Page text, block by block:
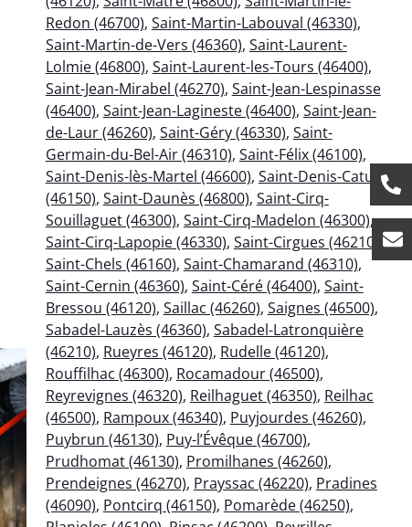
Redon (46700), Saint-Martin-Labouval (46330),
Saint-Martin-de-Vers (46360), Saint-Laurent-
Lolmie (46800), Saint-Laurent-les-Tours (46400),
Saint-Jean-Mirabel (46270), Saint-Jean-Lespinasse
(46400), Saint-Jean-Lagineste (46400), Saint-Jean-
de-Laur (46260), Saint-Géry (46330), Saint-
Germain-du-Bel-Air (46310), Saint-Félix (46100),
Saint-Denis-lès-Martel (46600), Saint-Denis-Catus
(46150), Saint-Daunès (46800), Saint-Cirq-
Souillaguet (46300), Saint-Cirq-Madelon (46300),
Saint-Cirq-Lapopie (46330), Saint-Cirgues (46210)
Saint-Chels (46160), Saint-Chamarand (46310),
Saint-Cernin (46360), Saint-Céré (46400), Saint-
Bressou (46120), Saillac (46260), Saignes (46500),
Sabadel-Lauzès (46360), Sabadel-Latronquière
(46210), Rueyres (46120), Rudelle (46120),
Rouffilhac (46300), Rocamadour (46500),
Reyrevignes (46320), Reilhaguet (46350), Reilhac
(46500), Rampoux (46340), Puyjourdes (46260),
Puybrun (46130), Puy-l’Évêque (46700),
Prudhomat (46130), Promilhanes (46260),
Prendeignes (46270), Prayssac (46220), Pradines
(46090), Pontcirq (46150), Pomarède (46250),